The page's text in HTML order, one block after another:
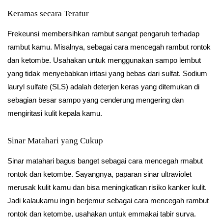
Keramas secara Teratur
Frekeunsi membersihkan rambut sangat pengaruh terhadap
rambut kamu. Misalnya, sebagai cara mencegah rambut rontok
dan ketombe. Usahakan untuk menggunakan sampo lembut
yang tidak menyebabkan iritasi yang bebas dari sulfat. Sodium
lauryl sulfate (SLS) adalah deterjen keras yang ditemukan di
sebagian besar sampo yang cenderung mengering dan
mengiritasi kulit kepala kamu.
Sinar Matahari yang Cukup
Sinar matahari bagus banget sebagai cara mencegah rmabut
rontok dan ketombe. Sayangnya, paparan sinar ultraviolet
merusak kulit kamu dan bisa meningkatkan risiko kanker kulit.
Jadi kalaukamu ingin berjemur sebagai cara mencegah rambut
rontok dan ketombe, usahakan untuk emmakai tabir surya.